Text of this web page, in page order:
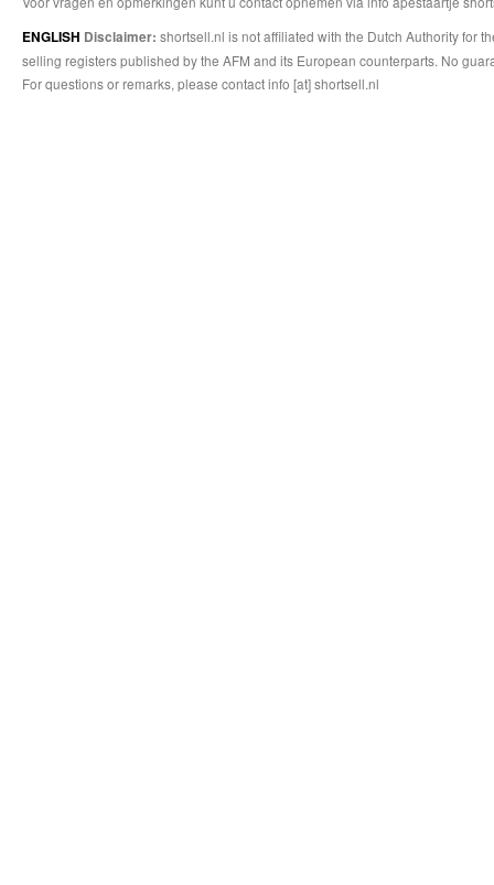
ENGLISH Disclaimer: shortsell.nl is not affiliated with the Dutch Authority for
selling registers published by the AFM and its European counterparts. No
For questions or remarks, please contact info [at] shortsell.nl